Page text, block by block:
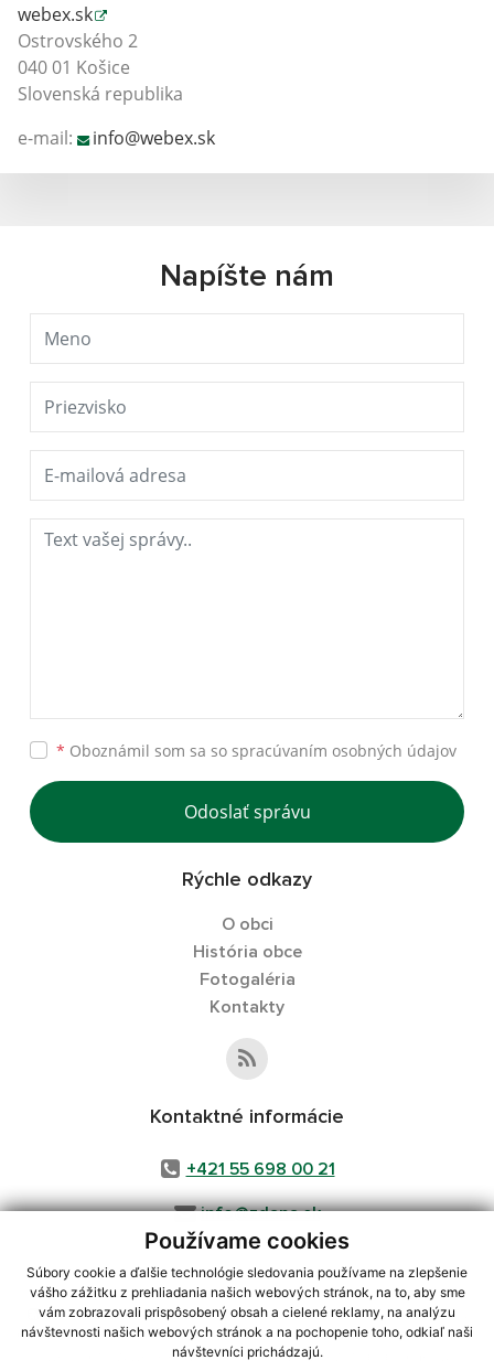
Používame cookies
Súbory cookie a ďalšie technológie sledovania používame na zlepšenie
vášho zážitku z prehliadania našich webových stránok, na to, aby sme
vám zobrazovali prispôsobený obsah a cielené reklamy, na analýzu
návštevnosti našich webových stránok a na pochopenie toho, odkiaľ naši
návštevníci prichádzajú.
webex.sk
Ostrovského 2
040 01 Košice
Slovenská republika
e-mail:
info@webex.sk
Napíšte nám
* Oboznámil som sa so spracúvaním osobných údajov
Odoslať správu
Rýchle odkazy
O obci
História obce
Fotogaléria
Kontakty
Kontaktné informácie
+421 55 698 00 21
info@zdana.sk
využite možnosť získavania aktuálnych informácií s využitím RSS
CMS systém (redakčný) systém ECHELON 2,Mapa stránok,web portál
webex.digital, s.r.o.,domény,registrácia domény